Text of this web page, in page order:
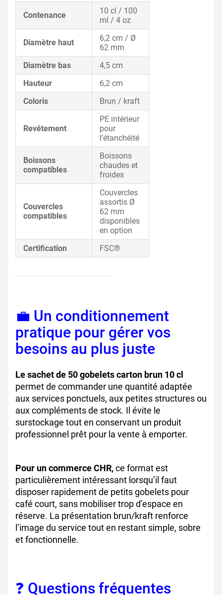
Contenance
10 cl / 100
ml / 4 oz
Diamètre haut
6,2 cm / Ø
62 mm
Diamètre bas
4,5 cm
Hauteur
6,2 cm
Coloris
Brun / kraft
Revêtement
PE intérieur
pour
l’étanchéité
Boissons
compatibles
Boissons
chaudes et
froides
Couvercles
compatibles
Couvercles
assortis Ø
62 mm
disponibles
en option
Certification
FSC®
💼 Un conditionnement
pratique pour gérer vos
besoins au plus juste
Le sachet de 50 gobelets carton brun 10 cl
permet de commander une quantité adaptée
aux services ponctuels, aux petites structures ou
aux compléments de stock. Il évite le
surstockage tout en conservant un produit
professionnel prêt pour la vente à emporter.
Pour un commerce CHR,ce format est
particulièrement intéressant lorsqu’il faut
disposer rapidement de petits gobelets pour
café court, sans mobiliser trop d’espace en
réserve. La présentation brun/kraft renforce
l’image du service tout en restant simple, sobre
et fonctionnelle.
❓ Questions fréquentes